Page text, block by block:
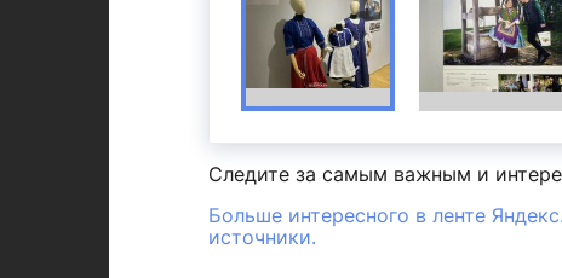
Следите за самым важным и
Больше интересного в ленте
источники.